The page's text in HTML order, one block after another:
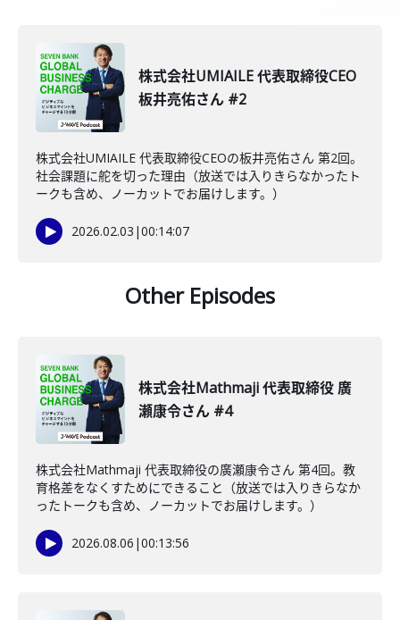
株式会社UMIAILE 代表取締役CEO
板井亮佑さん #2
株式会社UMIAILE 代表取締役CEOの板井亮佑さん 第2回。
社会課題に舵を切った理由（放送では入りきらなかったト
ークも含め、ノーカットでお届けします。）
2026.02.03 |00:14:07
Other Episodes
株式会社Mathmaji 代表取締役 廣
瀬康令さん #4
株式会社Mathmaji 代表取締役の廣瀬康令さん 第4回。教
育格差をなくすためにできること（放送では入りきらなか
ったトークも含め、ノーカットでお届けします。）
2026.08.06 |00:13:56